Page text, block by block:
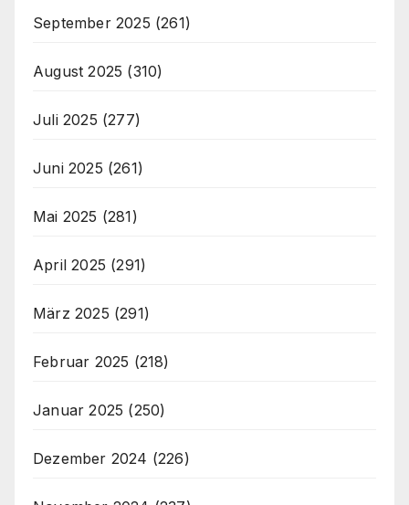
September 2025 (261)
August 2025 (310)
Juli 2025 (277)
Juni 2025 (261)
Mai 2025 (281)
April 2025 (291)
März 2025 (291)
Februar 2025 (218)
Januar 2025 (250)
Dezember 2024 (226)